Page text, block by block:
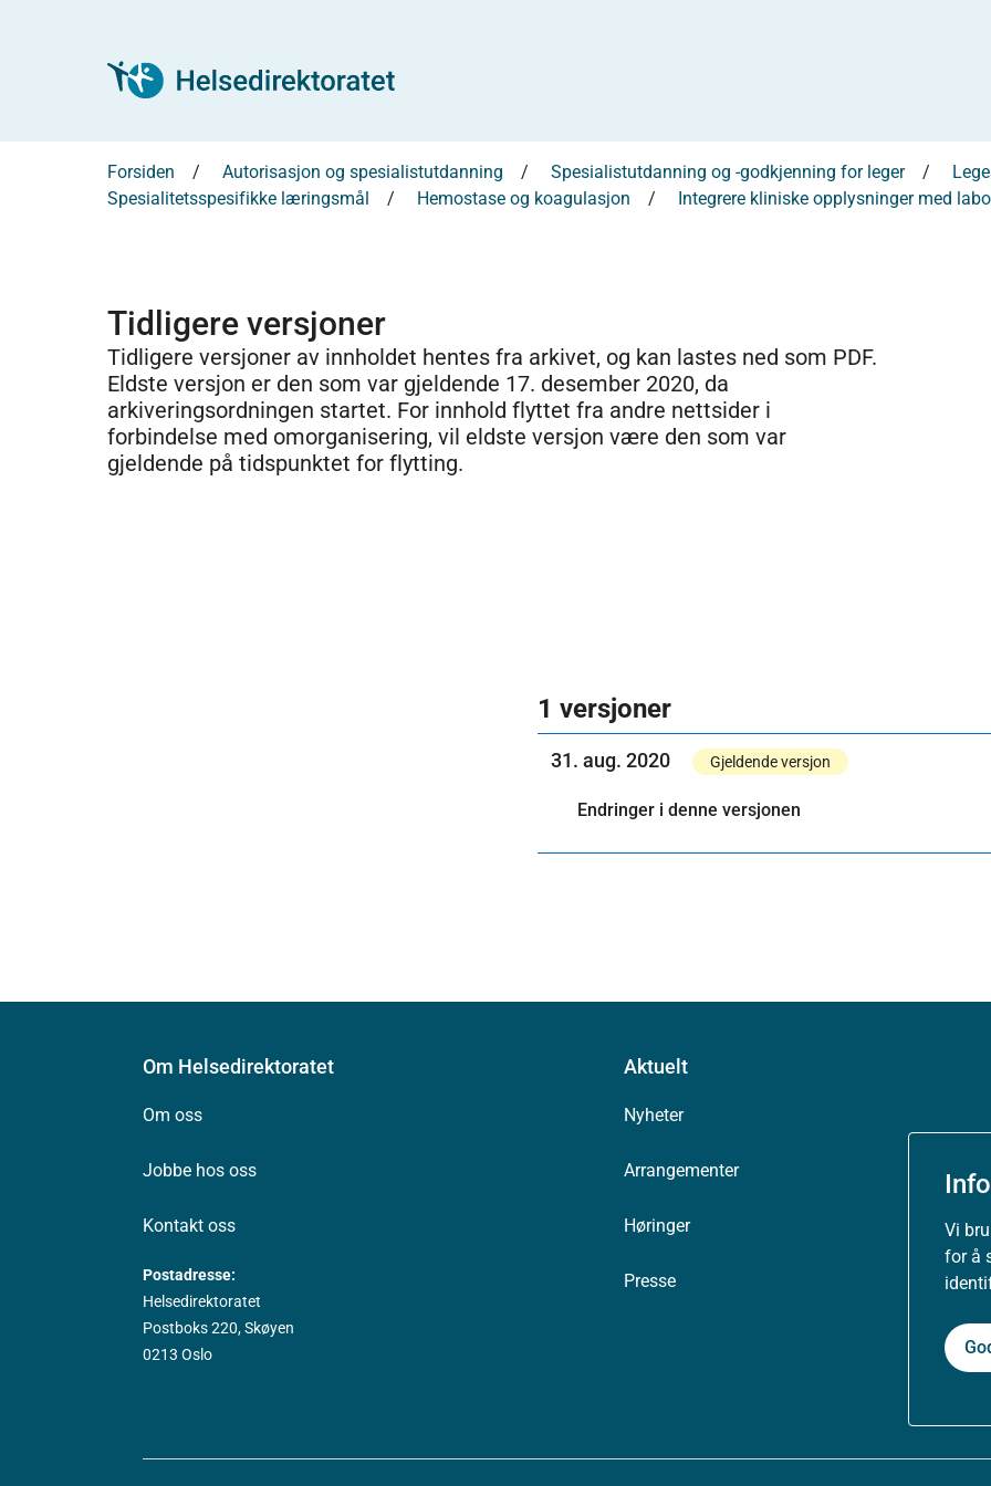
Vi
for å
Forsiden Autorisasjon og spesialistutdanning Spesialistutdanning og -godkjenning for leger
Spesialitetsspesifikke læringsmål
Hemostase og koagulasjon Integrere kliniske opplysninger med
Tidligere versjoner
Tidligere versjoner av innholdet hentes fra arkivet, og kan lastes ned som PDF.
Eldste versjon er den som var gjeldende 17. desember 2020, da
arkiveringsordningen startet. For innhold flyttet fra andre nettsider i
forbindelse med omorganisering, vil eldste versjon være den som var
gjeldende på tidspunktet for flytting.
1 versjoner
31. aug. 2020 Gjeldende versjon
Endringer i denne versjonen
Om Helsedirektoratet
Om oss
Jobbe hos oss
Kontakt oss
Postadresse:
Helsedirektoratet
Postboks 220, Skøyen
0213 Oslo
Aktuelt
Nyheter
Arrangementer
Høringer
Presse